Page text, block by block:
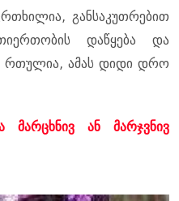
განსაკუთრებით
დაწყება და
რთულია, ამას დიდი დრო
მარცხნივ ან მარჯვნივ